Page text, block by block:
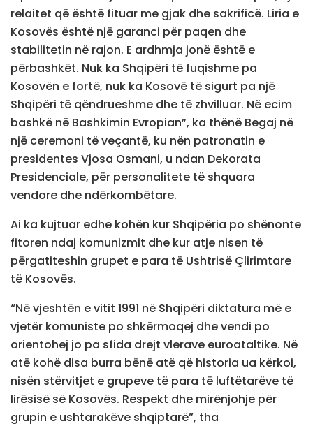
relaitet që është fituar me gjak dhe sakrificë. Liria e
Kosovës është një garanci për paqen dhe
stabilitetin në rajon. E ardhmja jonë është e
përbashkët. Nuk ka Shqipëri të fuqishme pa
Kosovën e fortë, nuk ka Kosovë të sigurt pa një
Shqipëri të qëndrueshme dhe të zhvilluar. Në ecim
bashkë në Bashkimin Evropian”, ka thënë Begaj në
një ceremoni të veçantë, ku nën patronatin e
presidentes Vjosa Osmani, u ndan Dekorata
Presidenciale, për personalitete të shquara
vendore dhe ndërkombëtare.
Ai ka kujtuar edhe kohën kur Shqipëria po shënonte
fitoren ndaj komunizmit dhe kur atje nisen të
përgatiteshin grupet e para të Ushtrisë Çlirimtare
të Kosovës.
“Në vjeshtën e vitit 1991 në Shqipëri diktatura më e
vjetër komuniste po shkërmoqej dhe vendi po
orientohej jo pa sfida drejt vlerave euroataltike. Në
atë kohë disa burra bënë atë që historia ua kërkoi,
nisën stërvitjet e grupeve të para të luftëtarëve të
lirësisë së Kosovës. Respekt dhe mirënjohje për
grupin e ushtarakëve shqiptarë”, tha